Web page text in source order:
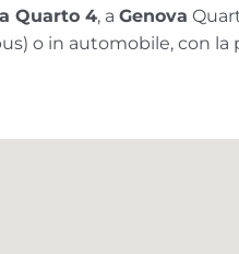
Quarto 4, a Genova
o in automobile, con